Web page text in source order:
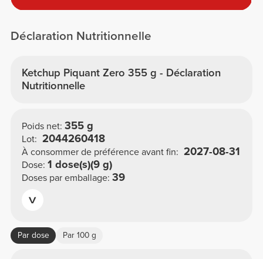
Déclaration Nutritionnelle
Ketchup Piquant Zero 355 g - Déclaration
Nutritionnelle
Poids net: 355 g
Lot: 2044260418
À consommer de préférence avant fin: 2027-08-31
Dose: 1 dose(s)(9 g)
Doses par emballage: 39
Par dose Par 100 g